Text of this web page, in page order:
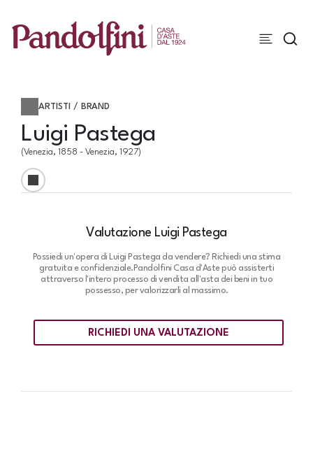
ARTISTI / BRAND
Luigi Pastega
(Venezia, 1858 - Venezia, 1927)
Valutazione Luigi Pastega
Possiedi un'opera di Luigi Pastega da vendere? Richiedi una stima
gratuita e confidenziale. Pandolfini Casa d'Aste può assisterti
attraverso l'intero processo di vendita all'asta dei beni in tuo
possesso, per valorizzarli al massimo.
RICHIEDI UNA VALUTAZIONE